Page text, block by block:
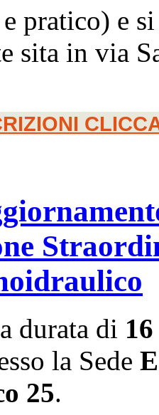
pratico) e
sita in via
durata di
la Sede
25.